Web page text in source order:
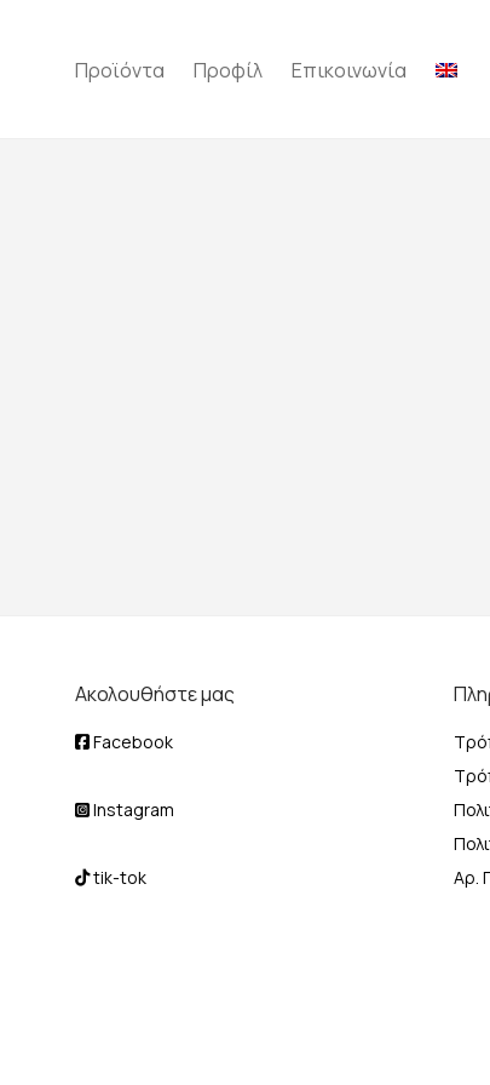
Προϊόντα Προφίλ Επικοινωνία
Ακολουθήστε μας
Facebook
Instagram
tik-tok
Αρ.